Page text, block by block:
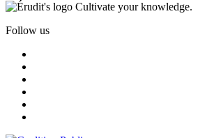
Cultivate your knowledge.
Follow us